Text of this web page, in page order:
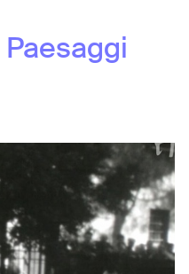
Paesaggi